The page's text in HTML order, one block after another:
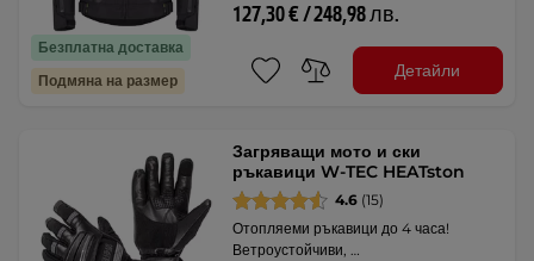
Безплатна доставка
Подмяна на размер
127,30 € / 248,98 лв.
Детайли
Загряващи мото и ски
ръкавици W-TEC HEATston
4.6 (15)
Отопляеми ръкавици до 4 часа!
Ветроустойчиви, …